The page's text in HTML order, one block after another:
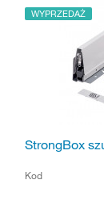
WYPRZEDAŻ
StrongBox
Kod